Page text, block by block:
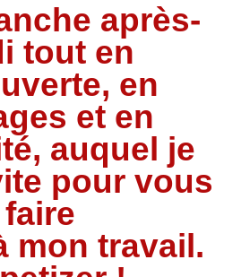
après-
tout en
en
et en
auquel je
pour vous
faire
mon travail.